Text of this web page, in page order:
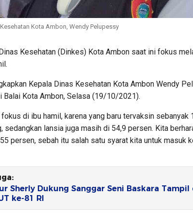
Kota Ambon, Wendy Pelupessy
Kesehatan (Dinkes) Kota Ambon saat ini fokus
Kepala Dinas Kesehatan Kota Ambon Wendy
Balai Kota Ambon, Selasa (19/10/2021).
fokus di ibu hamil, karena yang baru tervaksin sebanyak
sedangkan lansia juga masih di 54,9 persen. Kita
persen, sebah itu salah satu syarat kita untuk masuk
Sherly Dukung Sanggar Seni Baskara
ke-81 RI